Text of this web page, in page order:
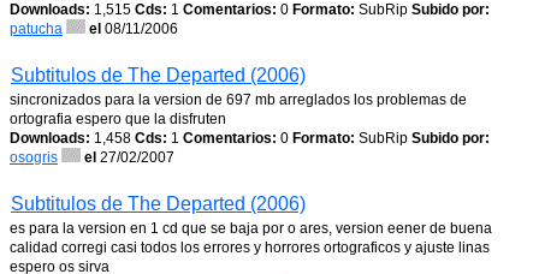
Downloads: 1,515 Cds: 1 Comentarios: 0 Formato: SubRip Subido por:
patucha
el 08/11/2006
Subtitulos de The Departed (2006)
sincronizados para la version de 697 mb arreglados los problemas de
ortografia espero que la disfruten
Downloads: 1,458 Cds: 1 Comentarios: 0 Formato: SubRip Subido por:
osogris
el 27/02/2007
Subtitulos de The Departed (2006)
es para la version en 1 cd que se baja por o ares, version eener de buena
calidad corregi casi todos los errores y horrores ortograficos y ajuste linas
espero os sirva